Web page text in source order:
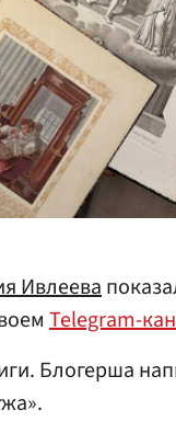
Ивлеева
Telegram-
Блогерша